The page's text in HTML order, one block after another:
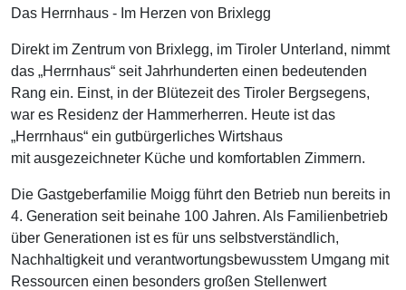
Das Herrnhaus - Im Herzen von Brixlegg
Direkt im Zentrum von Brixlegg, im Tiroler Unterland, nimmt
das „Herrnhaus“ seit Jahrhunderten einen bedeutenden
Rang ein. Einst, in der Blütezeit des Tiroler Bergsegens,
war es Residenz der Hammerherren. Heute ist das
„Herrnhaus“ ein gutbürgerliches Wirtshaus
mit ausgezeichneter Küche und komfortablen Zimmern.
Die Gastgeberfamilie Moigg führt den Betrieb nun bereits in
4. Generation seit beinahe 100 Jahren. Als Familienbetrieb
über Generationen ist es für uns selbstverständlich,
Nachhaltigkeit und verantwortungsbewusstem Umgang mit
Ressourcen einen besonders großen Stellenwert